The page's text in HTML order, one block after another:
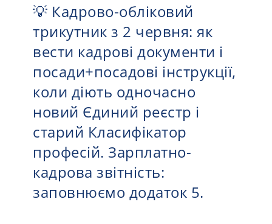
💡 Кадрово-обліковий
трикутник з 2 червня: як
вести кадрові документи і
посади+посадові інструкції,
коли діють одночасно
новий Єдиний реєстр і
старий Класифікатор
професій. Зарплатно-
кадрова звітність:
заповнюємо додаток 5.